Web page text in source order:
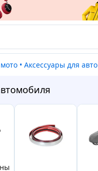
мото • Аксессуары для авто